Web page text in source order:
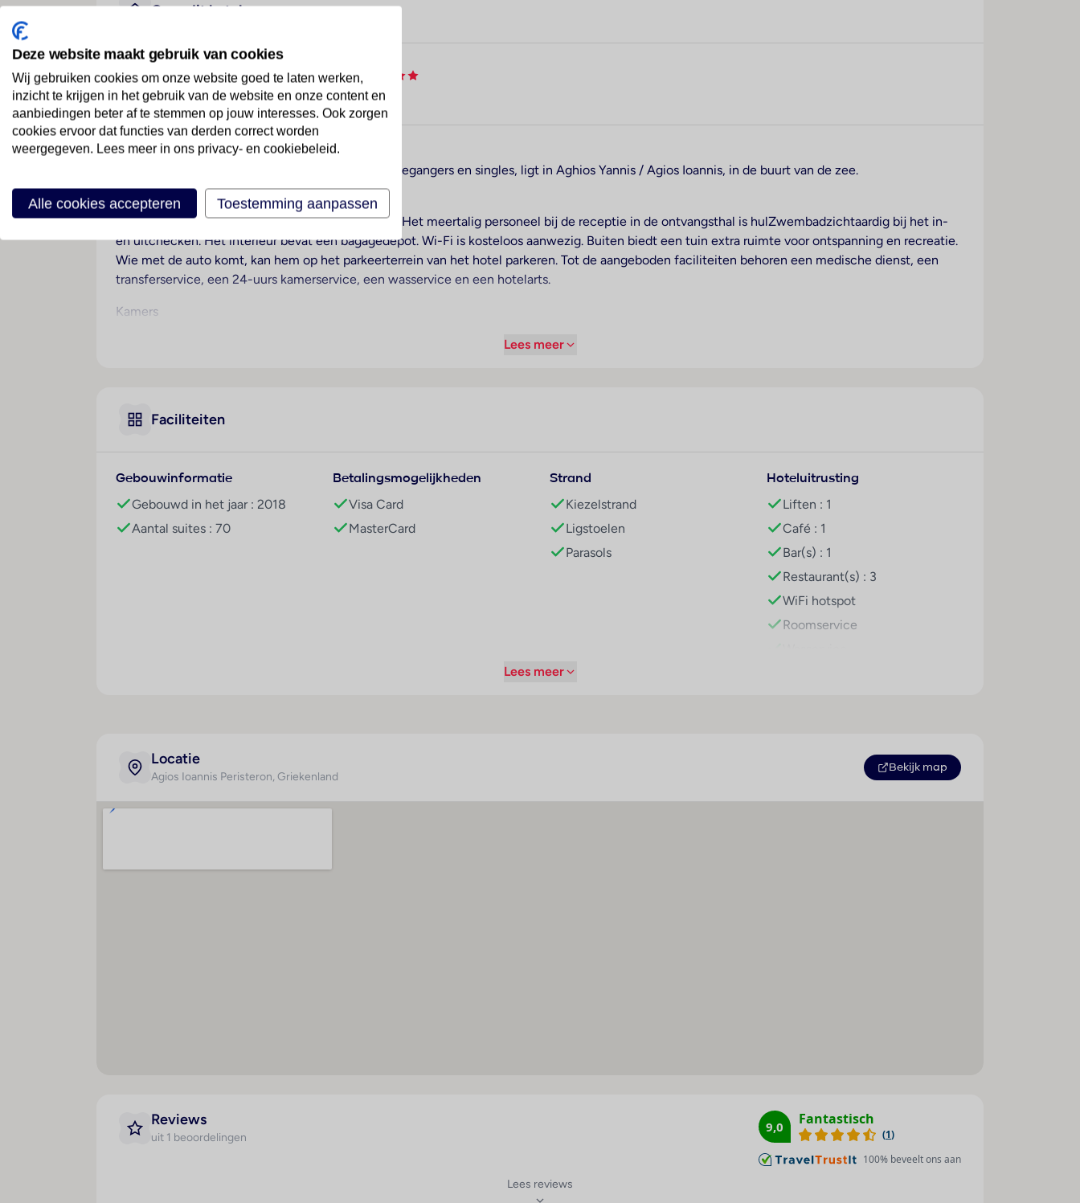
Over dit hotel
Nido, Mar-Bella Collection
Griekenland· Corfu· Agios Ioannis Peristeron
Ligging
Het romantische hotel, perfect voor strandvakantiegangers en singles, ligt in Aghios Yannis / Agios Ioannis, in de buurt van de zee.
Hotelfaciliteiten
Het hotel beschikt over 70 suites en over een lift. Het meertalig personeel bij de receptie in de ontvangsthal is hulZwembadzichtaardig bij het in-
en uitchecken. Het interieur bevat een bagagedepot. Wi-Fi is kosteloos aanwezig. Buiten biedt een tuin extra ruimte voor ontspanning en recreatie.
Wie met de auto komt, kan hem op het parkeerterrein van het hotel parkeren. Tot de aangeboden faciliteiten behoren een medische dienst, een
transferservice, een 24-uurs kamerservice, een wasservice en een hotelarts.
Kamers
uitzicht op zee genieten. De kamers beschikken over een queensize bed. Bovendien zijn een kluis, een minibar en een bureau beschikbaar. Ook een
make-upspiegel en badjassen zijn voor het gemak van de gasten beschikbaar. Voor extra comfort in de badkamers zorgen cosmetische producten.
Sport/entertainment
Het zwembadcomplex in de openlucht biedt verkwikkend zwemplezier. Op het terras staan ligstoelen onder parasols ter ontspanning. Er zijn diverse
sporten beschikbaar waaronder watersporten zoals snorkelen en duiken, tegen betaling ook waterskiën, jetskiën en kanovaren. De fitnessruimtes
zijn perfect geschikt voor een uitgebreide en afwisselende workout. In het hotel worden diverse wellnessaanbiedingen zoals bijvoorbeeld sauna,
een stoombad, hamam en massagebehandelingen aangeboden. Voor volwassenen wordt een entertainmentprogramma georganiseerd. Copyright
Er is een grote keuze uit gastronomische voorzieningen zoals bv. 3 restaurants, een koffiehuis, een bar en een lobbybar. Het hotel biedt een
middagmaaltijd en diner. Indien gewenst worden ook glutenvrije maaltijden bereid. Een bijzondere attractie is live cooking. Het verblijf beschikt over
Lees meer
Faciliteiten
Gebouwinformatie
Gebouwd in het jaar : 2018
Aantal suites : 70
Betalingsmogelijkheden
Visa Card
MasterCard
Strand
Kiezelstrand
Ligstoelen
Parasols
Hoteluitrusting
Liften : 1
Café : 1
Bar(s) : 1
Restaurant(s) : 3
WiFi hotspot
Roomservice
Kamer
Badkamer
Haardroger
Ligstoelen : 1
reinigingsmaatregelen
Lees meer
Locatie
Agios Ioannis Peristeron, Griekenland
Bekijk map
Reviews
uit 1 beoordelingen
9,0 Fantastisch
(1)
100% beveelt ons aan
Lees reviews
Deze website maakt gebruik van cookies
Wij gebruiken cookies om onze website goed te laten werken,
inzicht te krijgen in het gebruik van de website en onze content en
aanbiedingen beter af te stemmen op jouw interesses. Ook zorgen
cookies ervoor dat functies van derden correct worden
weergegeven. Lees meer in ons privacy- en cookiebeleid.
Alle cookies accepteren Toestemming aanpassen